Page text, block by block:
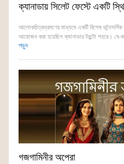
ক্যানাডায় সিলেট ফেস্টে একটি
আলোকচিত্রভ্রমণের মাধ্যমে একটি বিশেষ ভূনৈসর্গিক
আয়োজন করা হয়েছিল ক্যানাডার টরন্টো শহরে। যে-
পড়ুন
গজগামিনীর অপেরা